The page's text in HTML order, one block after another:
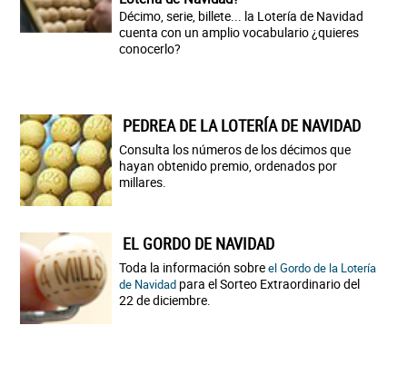
Décimo, serie, billete... la Lotería de Navidad
cuenta con un amplio vocabulario ¿quieres
conocerlo?
PEDREA DE LA LOTERÍA DE NAVIDAD
Consulta los números de los décimos que
hayan obtenido premio, ordenados por
millares.
EL GORDO DE NAVIDAD
Toda la información sobreel Gordo de la Lotería
de Navidad para el Sorteo Extraordinario del
22 de diciembre.